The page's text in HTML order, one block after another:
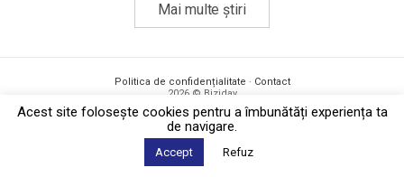
Mai multe știri
Politica de confidențialitate · Contact
2026 © Biziday
Acest site foloseşte cookies pentru a îmbunătăți experiența ta
de navigare.
Accept Refuz